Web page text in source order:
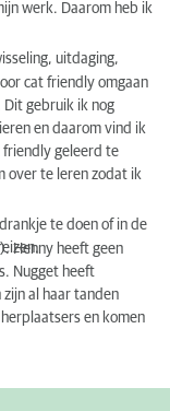
werk. Daarom heb ik
uitdaging,
cat friendly omgaan
Dit gebruik ik nog
en daarom vind ik
friendly geleerd te
over te leren zodat ik
te doen of in de
Henny heeft geen
Nugget heeft
al haar tanden
en komen